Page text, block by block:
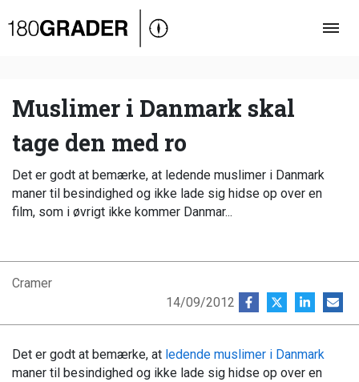
Oversigt
Debat
Video
Podcast
Muslimer i Danmark skal
tage den med ro
Det er godt at bemærke, at ledende muslimer i Danmark
maner til besindighed og ikke lade sig hidse op over en
film, som i øvrigt ikke kommer Danmar...
Cramer
14/09/2012
Det er godt at bemærke, at ledende muslimer i Danmark
maner til besindighed og ikke lade sig hidse op over en